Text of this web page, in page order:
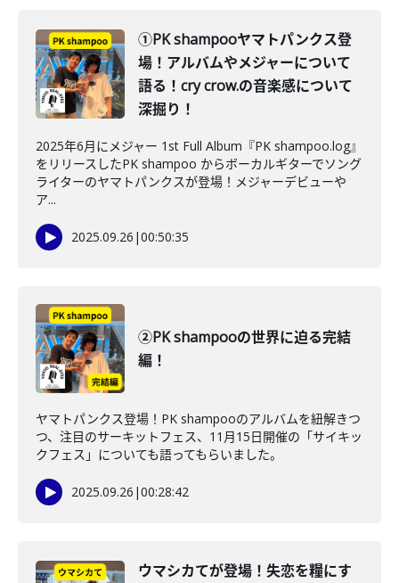
①PK shampooヤマトパンクス登
場！アルバムやメジャーについて
語る！cry crow.の音楽感について
深掘り！
2025年6月にメジャー 1st Full Album『PK shampoo.log』
をリリースしたPK shampoo からボーカルギターでソング
ライターのヤマトパンクスが登場！メジャーデビューや
ア...
2025.09.26 |00:50:35
②PK shampooの世界に迫る完結
編！
ヤマトパンクス登場！PK shampooのアルバムを紐解きつ
つ、注目のサーキットフェス、11月15日開催の「サイキッ
クフェス」についても語ってもらいました。
2025.09.26 |00:28:42
ウマシカてが登場！失恋を糧にす